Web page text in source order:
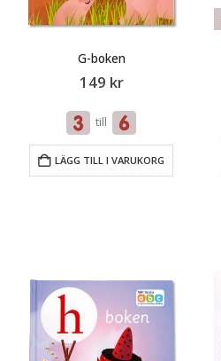
G-boken
149 kr
till
LÄGG TILL I VARUKORG